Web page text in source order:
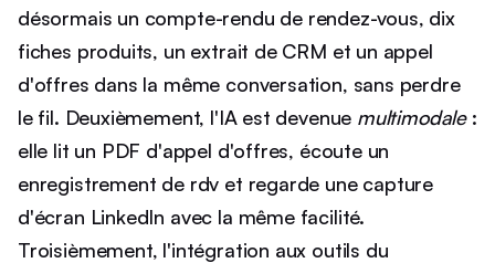
désormais un compte-rendu de rendez-vous, dix
fiches produits, un extrait de CRM et un appel
d'offres dans la même conversation, sans perdre
le fil. Deuxièmement, l'IA est devenue multimodale:
elle lit un PDF d'appel d'offres, écoute un
enregistrement de rdv et regarde une capture
d'écran LinkedIn avec la même facilité.
Troisièmement, l'intégration aux outils du